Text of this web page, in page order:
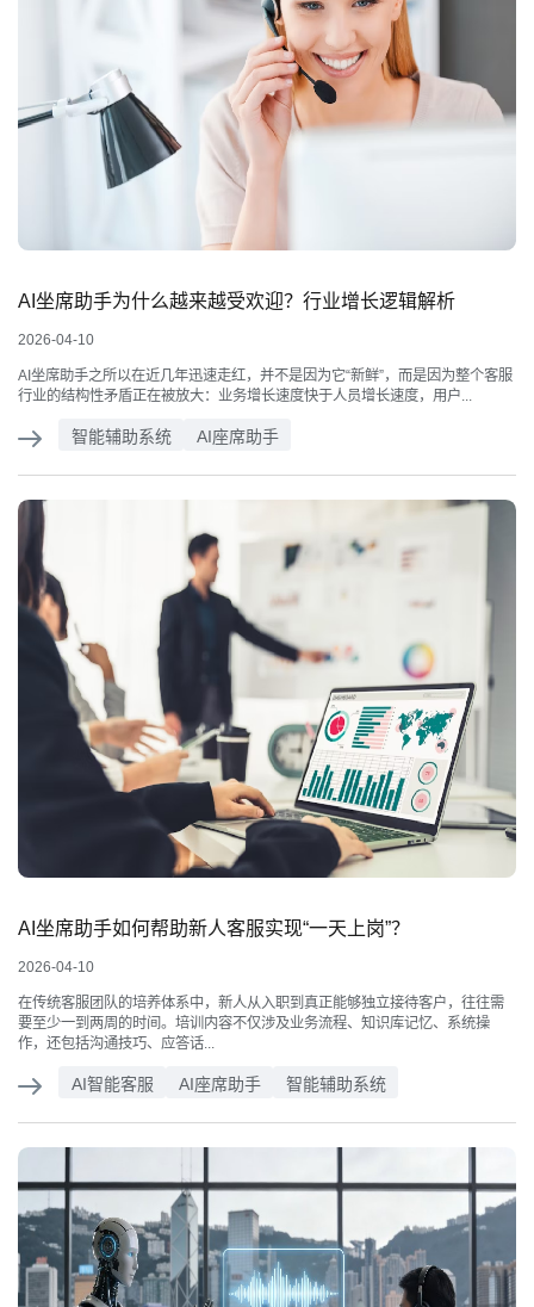
AI坐席助手为什么越来越受欢迎？行业增长逻辑解析
2026-04-10
AI坐席助手之所以在近几年迅速走红，并不是因为它“新鲜”，而是因为整个客服
行业的结构性矛盾正在被放大：业务增长速度快于人员增长速度，用户...
智能辅助系统 AI座席助手
AI坐席助手如何帮助新人客服实现“一天上岗”？
2026-04-10
在传统客服团队的培养体系中，新人从入职到真正能够独立接待客户，往往需
要至少一到两周的时间。培训内容不仅涉及业务流程、知识库记忆、系统操
作，还包括沟通技巧、应答话...
AI智能客服 AI座席助手 智能辅助系统